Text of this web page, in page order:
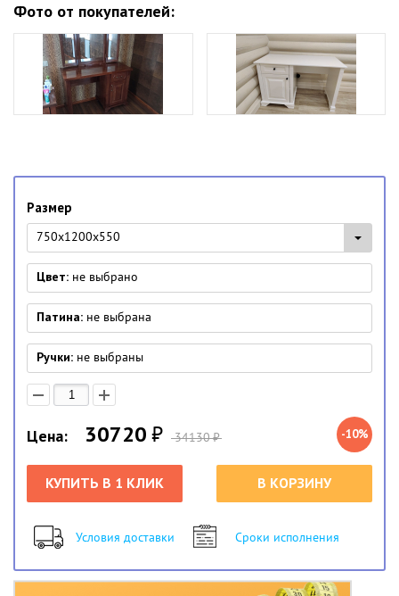
Фото от покупателей:
Размер
750x1200x550
Цвет: не выбрано
Патина: не выбрана
Ручки: не выбраны
Цена: 30720₽ 34130₽ -10%
КУПИТЬ В 1 КЛИК В КОРЗИНУ
Условия доставки Сроки исполнения